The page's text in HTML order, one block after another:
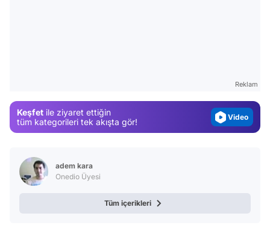
Reklam
Keşfet ile ziyaret ettiğin
tüm kategorileri tek akışta gör!
Video
adem kara
Onedio Üyesi
Tüm içerikleri